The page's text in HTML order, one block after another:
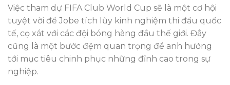
Việc tham dự FIFA Club World Cup sẽ là một cơ hội
tuyệt vời để Jobe tích lũy kinh nghiệm thi đấu quốc
tế, cọ xát với các đội bóng hàng đầu thế giới. Đây
cũng là một bước đệm quan trọng để anh hướng
tới mục tiêu chinh phục những đỉnh cao trong sự
nghiệp.